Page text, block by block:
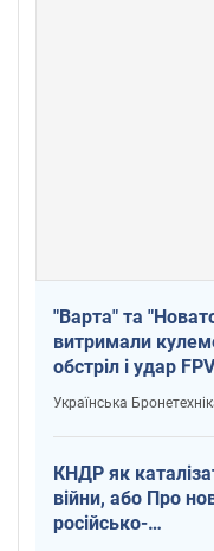
"Варта" та
витримали
обстріл і удар
врятувавши життя
офіцеру ЗСУ
Українська
КНДР як
війни, або Про
російсько-